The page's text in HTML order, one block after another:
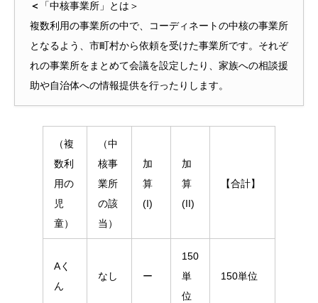
＜
「中核事業所」とは＞
複数利用の事業所の中で、コーディネートの中核の事業所
となるよう、市町村から依頼を受けた事業所です。それぞ
れの事業所をまとめて会議を設定したり、家族への相談援
助や自治体への情報提供を行ったりします。
（複
数利
用の
児
童）
（中
核事
業所
の該
当）
加
算
(I)
加
算
(II)
【合計】
Aく
ん
なし ー
150
単
位
150単位